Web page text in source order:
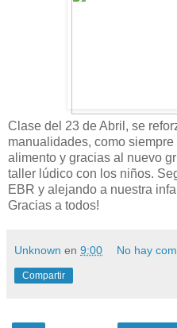
Clase del 23 de Abril, se
manualidades, como
alimento y gracias al nuevo
taller lúdico con los niños.
EBR y alejando a nuestra
Gracias a todos!
Unknown en 9:00 No hay
Compartir